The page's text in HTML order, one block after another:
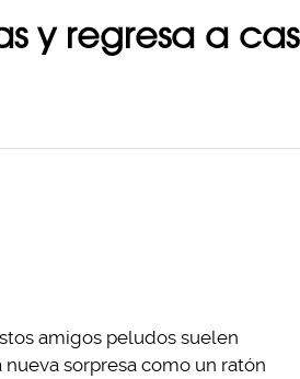
y regresa a
amigos peludos suelen
sorpresa como un ratón